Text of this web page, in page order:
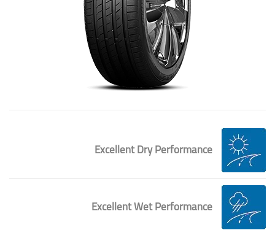
Excellent Dry Performance
Excellent Wet Performance